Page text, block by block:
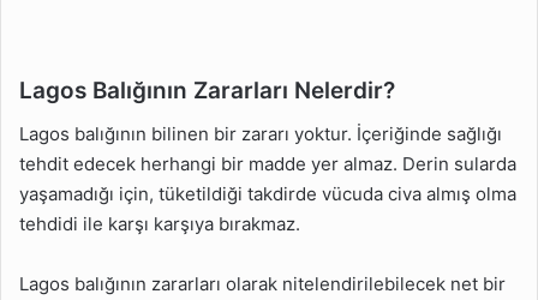
Lagos Balığının Zararları Nelerdir?
Lagos balığının bilinen bir zararı yoktur. İçeriğinde sağlığı
tehdit edecek herhangi bir madde yer almaz. Derin sularda
yaşamadığı için, tüketildiği takdirde vücuda civa almış olma
tehdidi ile karşı karşıya bırakmaz.
Lagos balığının zararları olarak nitelendirilebilecek net bir